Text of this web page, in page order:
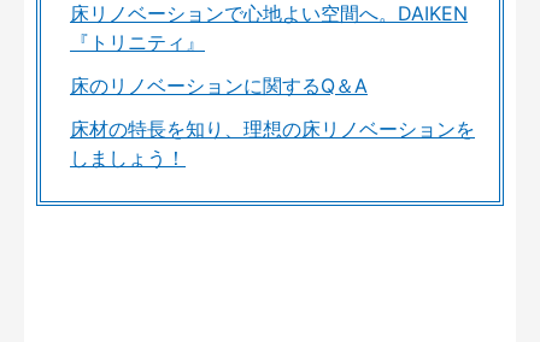
床リノベーションで心地よい空間へ。DAIKEN
『トリニティ』
床のリノベーションに関するQ＆A
床材の特長を知り、理想の床リノベーションを
しましょう！